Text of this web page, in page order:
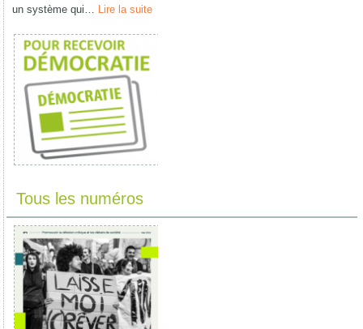
un système qui… Lire la suite
Tous les numéros